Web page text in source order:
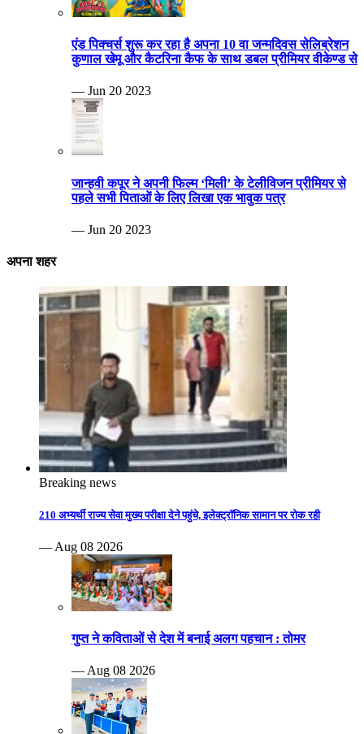
एंड पिक्चर्स शुरू कर रहा है अपना 10 वा जन्मदिवस सेलिब्रेशन
कुणाल खेमू और कैटरिना कैफ के साथ डबल प्रीमियर वीकेण्ड से
— Jun 20 2023
जान्हवी कपूर ने अपनी फिल्म ‘मिली’ के टेलीविजन प्रीमियर से
पहले सभी पिताओं के लिए लिखा एक भावुक पत्र
— Jun 20 2023
अपना शहर
Breaking news
210 अभ्यर्थी राज्य सेवा मुख्य परीक्षा देने पहुंचे, इलेक्ट्रॉनिक सामान पर रोक रही
— Aug 08 2026
गुप्त ने कविताओं से देश में बनाई अलग पहचान : तोमर
— Aug 08 2026